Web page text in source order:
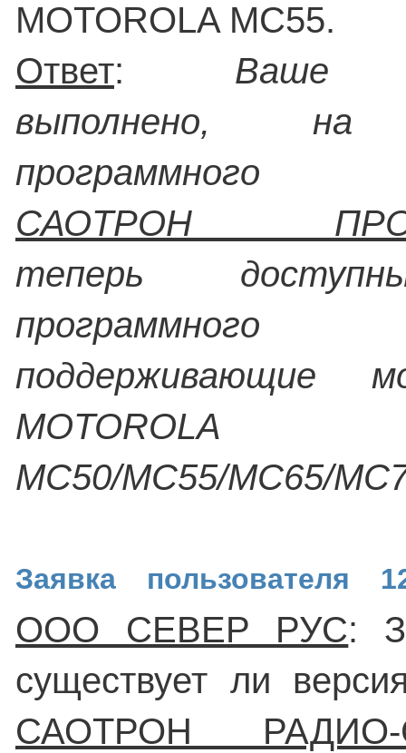
MOTOROLA MC55.
Ответ: Ваше
выполнено, на
программного
САОТРОН
теперь
программного
поддерживающие
MOTOROLA
MC50/MC55/MC65/
Заявка пользователя
ООО СЕВЕР РУС:
существует ли
САОТРОН РАДИО-